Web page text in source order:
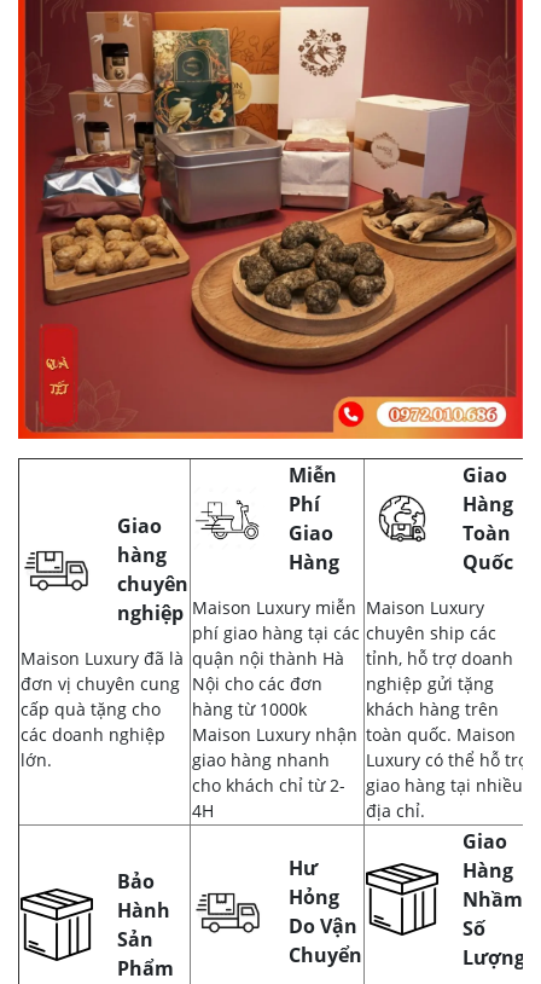
Giao
hàng
chuyên
nghiệp
Maison Luxury đã là
đơn vị chuyên cung
cấp quà tặng cho
các doanh nghiệp
lớn.
Miễn
Phí
Giao
Hàng
Maison Luxury miễn
phí giao hàng tại các
quận nội thành Hà
Nội cho các đơn
hàng từ 1000k
Maison Luxury nhận
giao hàng nhanh
cho khách chỉ từ 2-
4H
Giao
Hàng
Toàn
Quốc
Maison Luxury
chuyên ship các
tỉnh, hỗ trợ doanh
nghiệp gửi tặng
khách hàng trên
toàn quốc. Maison
Luxury có thể hỗ trợ
giao hàng tại nhiều
địa chỉ.
Bảo
Hành
Sản
Phẩm
Hư
Hỏng
Do Vận
Chuyển
Giao
Hàng
Nhầm,
Số
Lượng